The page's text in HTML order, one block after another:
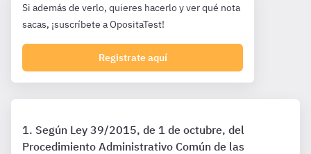
Si además de verlo, quieres hacerlo y ver qué nota
sacas, ¡suscríbete a OpositaTest!
Registrate aquí
Según Ley 39/2015, de 1 de octubre, del
Procedimiento Administrativo Común de las